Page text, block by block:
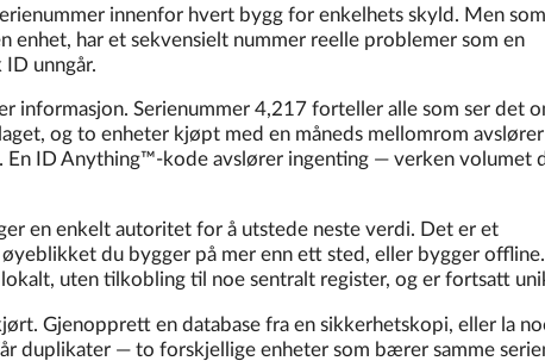
innenfor hvert bygg for enkelhets skyld. Men
enhet, har et sekvensielt nummer reelle problemer som en
unngår.
informasjon. Serienummer 4,217 forteller alle som ser det
og to enheter kjøpt med en måneds mellomrom avslører
En ID Anything™-kode avslører ingenting — verken volumet
en enkelt autoritet for å utstede neste verdi. Det er et
du bygger på mer enn ett sted, eller bygger
uten tilkobling til noe sentralt register, og er fortsatt
Gjenopprett en database fra en sikkerhetskopi, eller la
duplikater — to forskjellige enheter som bærer samme